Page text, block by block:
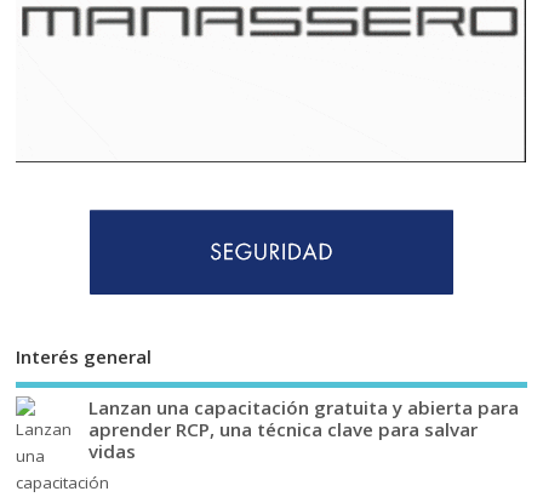
Interés general
Lanzan una capacitación gratuita y abierta para
aprender RCP, una técnica clave para salvar
vidas